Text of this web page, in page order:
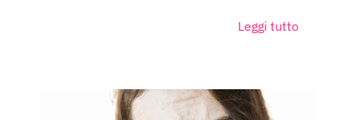
Leggi tutto